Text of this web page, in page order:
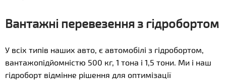
Вантажні перевезення з гідробортом
У всіх типів наших авто, є автомобілі з гідробортом,
вантажопідйомністю 500 кг, 1 тона і 1,5 тони. Ми і наш
гідроборт відмінне рішення для оптимізації